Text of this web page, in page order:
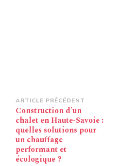
Navigation
d’article
ARTICLE PRÉCÉDENT
Construction d’un
chalet en Haute-Savoie :
quelles solutions pour
un chauffage
performant et
écologique ?